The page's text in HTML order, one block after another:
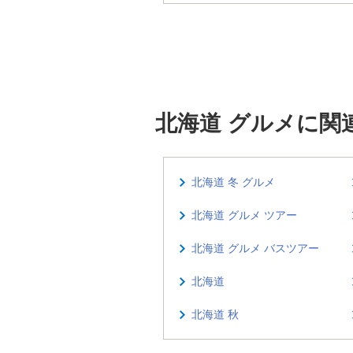
北海道 グルメに関
北海道 冬 グルメ
北海道 グルメ ツアー
北海道 グルメ バスツアー
北海道
北海道 秋